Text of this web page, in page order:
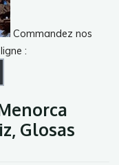
Commandez nos
:
Glosas